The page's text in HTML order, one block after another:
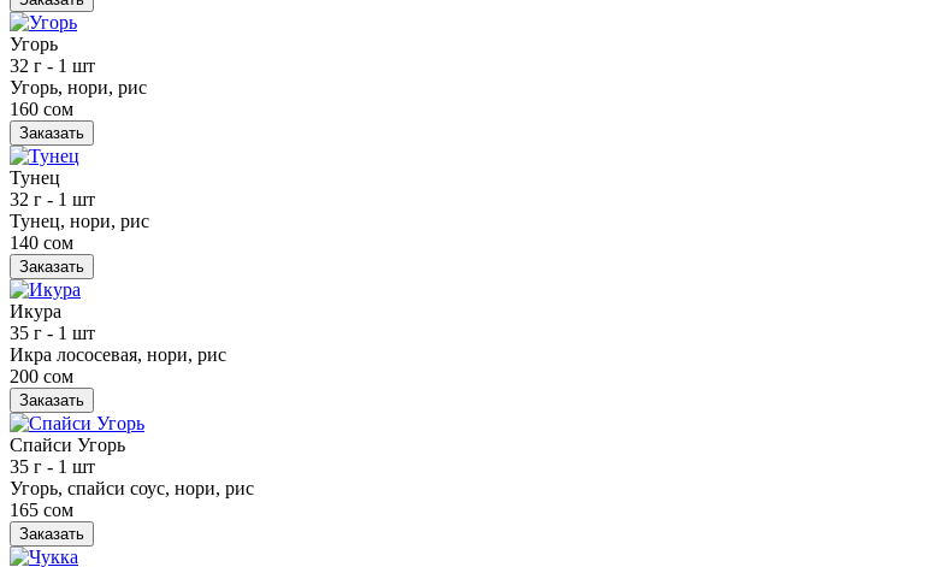
Угорь
32 г - 1 шт
Угорь, нори, рис
160 сом
Заказать
Тунец
32 г - 1 шт
Тунец, нори, рис
140 сом
Заказать
Икура
35 г - 1 шт
Икра лососевая, нори, рис
200 сом
Заказать
Спайси Угорь
35 г - 1 шт
Угорь, спайси соус, нори, рис
165 сом
Заказать